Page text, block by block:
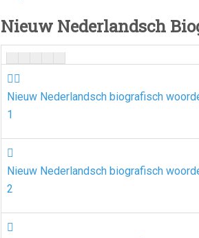
Nieuw Nederlandsch

Nieuw Nederlandsch biografisch
1

Nieuw Nederlandsch biografisch
2
